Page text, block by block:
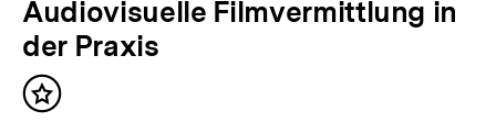
Audiovisuelle Filmvermittlung in
der Praxis
Inhalt